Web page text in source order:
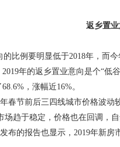
返乡置
的比例要明显低于2018年，而
年的返乡置业意向是个“低
，涨幅近16%。
春节前后三四线城市价格波
场趋于稳定，价格也在回调，
布的报告也显示，2019年新